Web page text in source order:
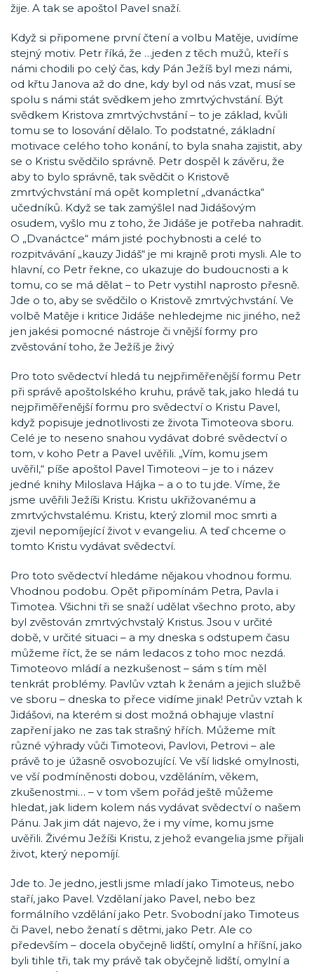
žije. A tak se apoštol Pavel snaží.
Když si připomene první čtení a volbu Matěje, uvidíme
stejný motiv. Petr říká, že …jeden z těch mužů, kteří s
námi chodili po celý čas, kdy Pán Ježíš byl mezi námi,
od křtu Janova až do dne, kdy byl od nás vzat, musí se
spolu s námi stát svědkem jeho zmrtvýchvstání. Být
svědkem Kristova zmrtvýchvstání – to je základ, kvůli
tomu se to losování dělalo. To podstatné, základní
motivace celého toho konání, to byla snaha zajistit, aby
se o Kristu svědčilo správně. Petr dospěl k závěru, že
aby to bylo správně, tak svědčit o Kristově
zmrtvýchvstání má opět kompletní „dvanáctka“
učedníků. Když se tak zamýšlel nad Jidášovým
osudem, vyšlo mu z toho, že Jidáše je potřeba nahradit.
O „Dvanáctce“ mám jisté pochybnosti a celé to
rozpitvávání „kauzy Jidáš“ je mi krajně proti mysli. Ale to
hlavní, co Petr řekne, co ukazuje do budoucnosti a k
tomu, co se má dělat – to Petr vystihl naprosto přesně.
Jde o to, aby se svědčilo o Kristově zmrtvýchvstání. Ve
volbě Matěje i kritice Jidáše nehledejme nic jiného, než
jen jakési pomocné nástroje či vnější formy pro
zvěstování toho, že Ježíš je živý
Pro toto svědectví hledá tu nejpřiměřenější formu Petr
při správě apoštolského kruhu, právě tak, jako hledá tu
nejpřiměřenější formu pro svědectví o Kristu Pavel,
když popisuje jednotlivosti ze života Timoteova sboru.
Celé je to neseno snahou vydávat dobré svědectví o
tom, v koho Petr a Pavel uvěřili. „Vím, komu jsem
uvěřil,“ píše apoštol Pavel Timoteovi – je to i název
jedné knihy Miloslava Hájka – a o to tu jde. Víme, že
jsme uvěřili Ježíši Kristu. Kristu ukřižovanému a
zmrtvýchvstalému. Kristu, který zlomil moc smrti a
zjevil nepomíjející život v evangeliu. A teď chceme o
tomto Kristu vydávat svědectví.
Pro toto svědectví hledáme nějakou vhodnou formu.
Vhodnou podobu. Opět připomínám Petra, Pavla i
Timotea. Všichni tři se snaží udělat všechno proto, aby
byl zvěstován zmrtvýchvstalý Kristus. Jsou v určité
době, v určité situaci – a my dneska s odstupem času
můžeme říct, že se nám ledacos z toho moc nezdá.
Timoteovo mládí a nezkušenost – sám s tím měl
tenkrát problémy. Pavlův vztah k ženám a jejich službě
ve sboru – dneska to přece vidíme jinak! Petrův vztah k
Jidášovi, na kterém si dost možná obhajuje vlastní
zapření jako ne zas tak strašný hřích. Můžeme mít
různé výhrady vůči Timoteovi, Pavlovi, Petrovi – ale
právě to je úžasně osvobozující. Ve vší lidské omylnosti,
ve vší podmíněnosti dobou, vzděláním, věkem,
zkušenostmi… – v tom všem pořád ještě můžeme
hledat, jak lidem kolem nás vydávat svědectví o našem
Pánu. Jak jim dát najevo, že i my víme, komu jsme
uvěřili. Živému Ježíši Kristu, z jehož evangelia jsme přijali
život, který nepomíjí.
Jde to. Je jedno, jestli jsme mladí jako Timoteus, nebo
staří, jako Pavel. Vzdělaní jako Pavel, nebo bez
formálního vzdělání jako Petr. Svobodní jako Timoteus
či Pavel, nebo ženatí s dětmi, jako Petr. Ale co
především – docela obyčejně lidští, omylní a hříšní, jako
byli tihle tři, tak my právě tak obyčejně lidští, omylní a